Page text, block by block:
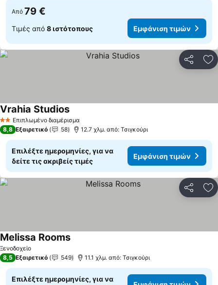
Από 79 €
Τιμές από 8 ιστότοπους Εμφάνιση τιμών
2 ΑστέριαΕπιπλωμένο διαμέρισμα
Vrahia StudiosΕμφάνιση τιμών
8,8 Εξαιρετικό 58 12.7 χλμ. από: Τσιγκούρι
Επιλέξτε ημερομηνίες, για να
δείτε τις ακριβείς τιμές
Εμφάνιση τιμών
Ξενοδοχείο
Melissa RoomsΕμφάνιση τιμών
8,5 Εξαιρετικό 549 11.1 χλμ. από: Τσιγκούρι
Επιλέξτε ημερομηνίες, για να